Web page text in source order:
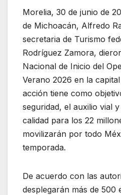
Morelia, 30 de junio de
de Michoacán, Alfredo
secretaria de Turismo
Rodríguez Zamora,
Nacional de Inicio del
Verano 2026 en la
acción tiene como
seguridad, el auxilio vial
calidad para los 22
movilizarán por todo
temporada.
De acuerdo con las
desplegarán más de 500